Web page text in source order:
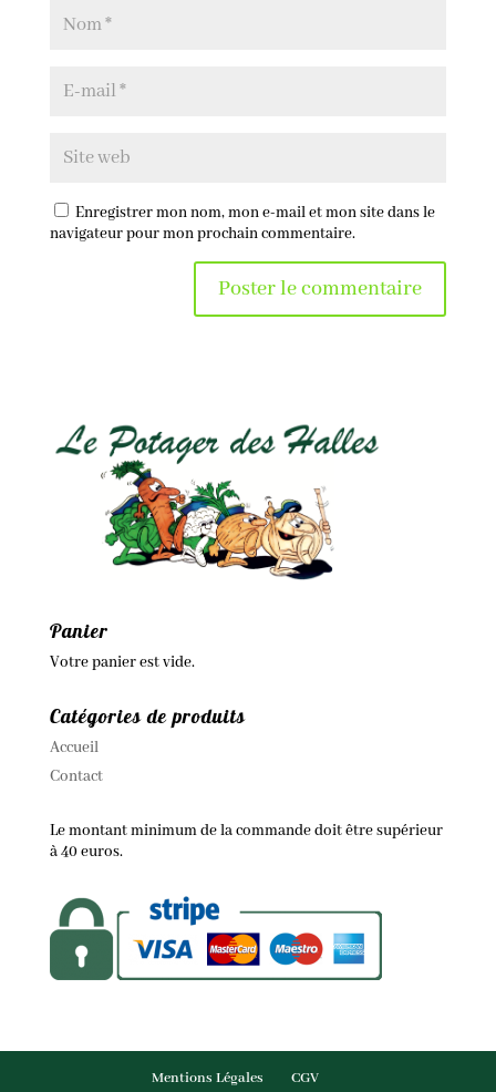
Enregistrer mon nom, mon e-mail et mon site dans le
navigateur pour mon prochain commentaire.
Panier
Votre panier est vide.
Catégories de produits
Accueil
Contact
Le montant minimum de la commande doit être supérieur
à 40 euros.
Mentions Légales CGV